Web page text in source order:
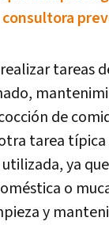
consultora
tareas
de
tarea típica
ya
o
y